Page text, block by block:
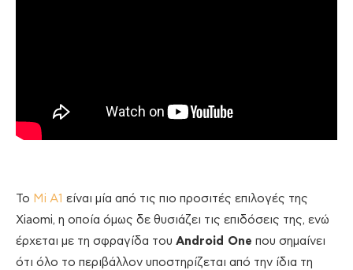
Το Mi A1 είναι μία από τις πιο προσιτές επιλογές της
Xiaomi, η οποία όμως δε θυσιάζει τις επιδόσεις της, ενώ
έρχεται με τη σφραγίδα του Android One που σημαίνει
ότι όλο το περιβάλλον υποστηρίζεται από την ίδια τη